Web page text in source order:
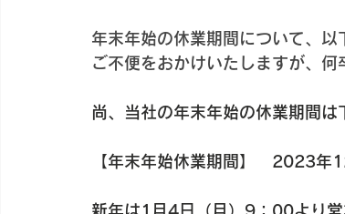
年末年始の休業期間について、以
ご不便をおかけいたしますが、何
尚、当社の年末年始の休業期間は
【年末年始休業期間】　2023
新年は1月4日（月）9：00より営